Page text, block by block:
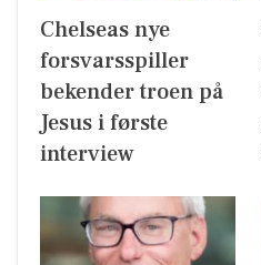
Chelseas nye
forsvarsspiller
bekender troen på
Jesus i første
interview